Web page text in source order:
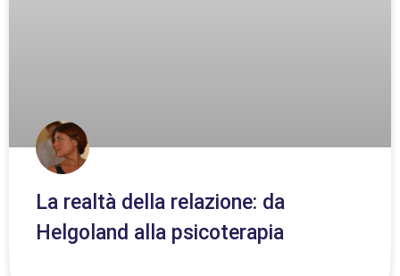
La realtà della relazione: da
Helgoland alla psicoterapia